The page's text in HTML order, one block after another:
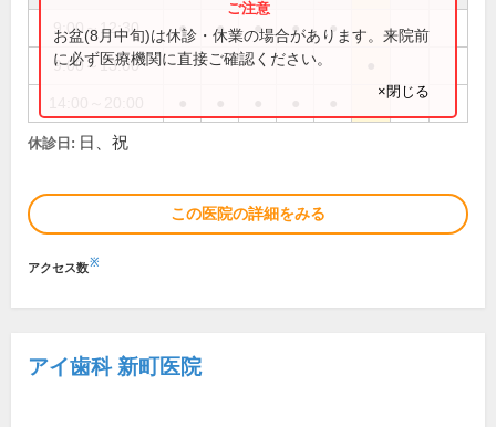
9:00～12:30 ● ● ● ● ●
9:00～13:00
お盆(8月中旬)は休診・休業の場合があります。来院前
に必ず医療機関に直接ご確認ください。
×閉じる
休診日: 日、祝
この医院の詳細をみる
アクセス数※
アイ歯科 新町医院